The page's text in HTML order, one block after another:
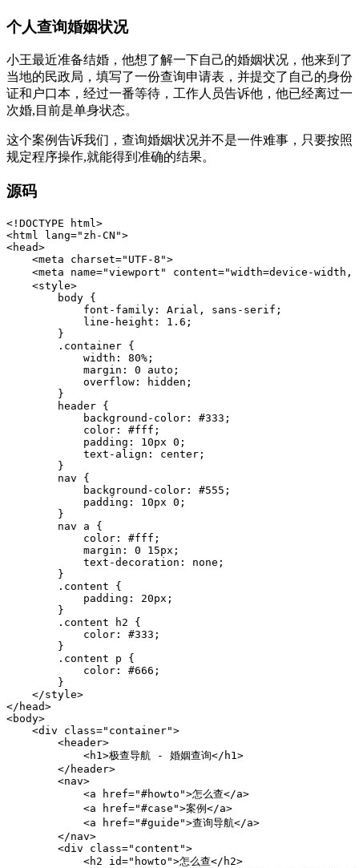
个人查询婚姻状况
小王最近准备结婚，他想了解一下自己的婚姻状况，他来到了
当地的民政局，填写了一份查询申请表，并提交了自己的身份
证和户口本，经过一番等待，工作人员告诉他，他已经离过一
次婚,目前是单身状态。
这个案例告诉我们，查询婚姻状况并不是一件难事，只要按照
规定程序操作,就能得到准确的结果。
源码
<!DOCTYPE html>
<html lang="zh-CN">
<head>
    <meta charset="UTF-8">
<meta name="viewport" content="width=device-width,
    <style>
        body {
            font-family: Arial, sans-serif;
            line-height: 1.6;
        }
        .container {
            width: 80%;
            margin: 0 auto;
            overflow: hidden;
        }
        header {
            background-color: #333;
            color: #fff;
            padding: 10px 0;
            text-align: center;
        }
        nav {
            background-color: #555;
            padding: 10px 0;
        }
        nav a {
            color: #fff;
            margin: 0 15px;
            text-decoration: none;
        }
        .content {
            padding: 20px;
        }
        .content h2 {
            color: #333;
        }
        .content p {
            color: #666;
        }
    </style>
</head>
<body>
    <div class="container">
        <header>
            <h1>极查导航 - 婚姻查询</h1>
        </header>
        <nav>
            <a href="#howto">怎么查</a>
            <a href="#case">案例</a>
            <a href="#guide">查询导航</a>
        </nav>
        <div class="content">
            <h2 id="howto">怎么查</h2>